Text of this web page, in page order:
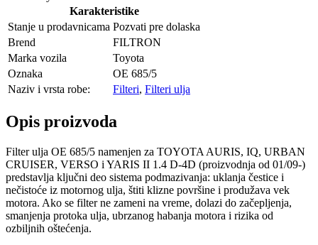
Karakteristike
Stanje u prodavnicama Pozvati pre dolaska
Brend
FILTRON
Marka vozila
Toyota
Oznaka
OE 685/5
Naziv i vrsta robe:
Filteri, Filteri ulja
Opis proizvoda
Filter ulja OE 685/5 namenjen za TOYOTA AURIS, IQ, URBAN
CRUISER, VERSO i YARIS II 1.4 D-4D (proizvodnja od 01/09-)
predstavlja ključni deo sistema podmazivanja: uklanja čestice i
nečistoće iz motornog ulja, štiti klizne površine i produžava vek
motora. Ako se filter ne zameni na vreme, dolazi do začepljenja,
smanjenja protoka ulja, ubrzanog habanja motora i rizika od
ozbiljnih oštećenja.